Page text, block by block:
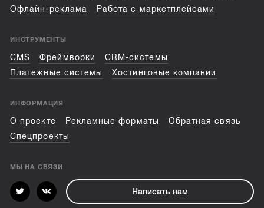
Офлайн-реклама
Работа с маркетплейсами
ИНСТРУМЕНТЫ
CMS Фреймворки
CRM-системы
Платежные системы
Хостинговые компании
ИНФОРМАЦИЯ
О проекте Рекламные форматы
Обратная связь
Спецпроекты
МЫ НА СВЯЗИ
Написать нам